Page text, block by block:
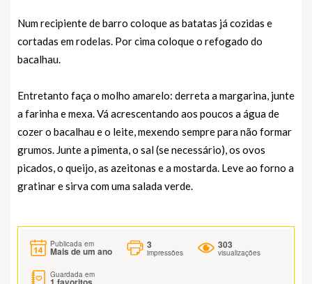
Num recipiente de barro coloque as batatas já cozidas e
cortadas em rodelas. Por cima coloque o refogado do
bacalhau.
Entretanto faça o molho amarelo: derreta a margarina, junte
a farinha e mexa. Vá acrescentando aos poucos a água de
cozer o bacalhau e o leite, mexendo sempre para não formar
grumos. Junte a pimenta, o sal (se necessário), os ovos
picados, o queijo, as azeitonas e a mostarda. Leve ao forno a
gratinar e sirva com uma salada verde.
Publicada em
Mais de um ano
3
impressões
303
visualizações
Guardada em